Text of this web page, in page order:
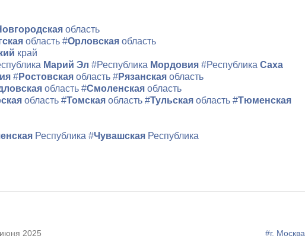
область
область #Орловская область
край
Марий Эл #Республика Мордовия #Республика Саха
#Ростовская область #Рязанская область
область #Смоленская область
область #Томская область #Тульская область #Тюменская
Республика #Чувашская Республика
2025 #г. Москва